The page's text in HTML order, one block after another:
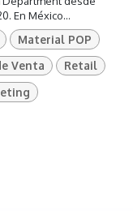
En México...
Material POP
Venta
Retail